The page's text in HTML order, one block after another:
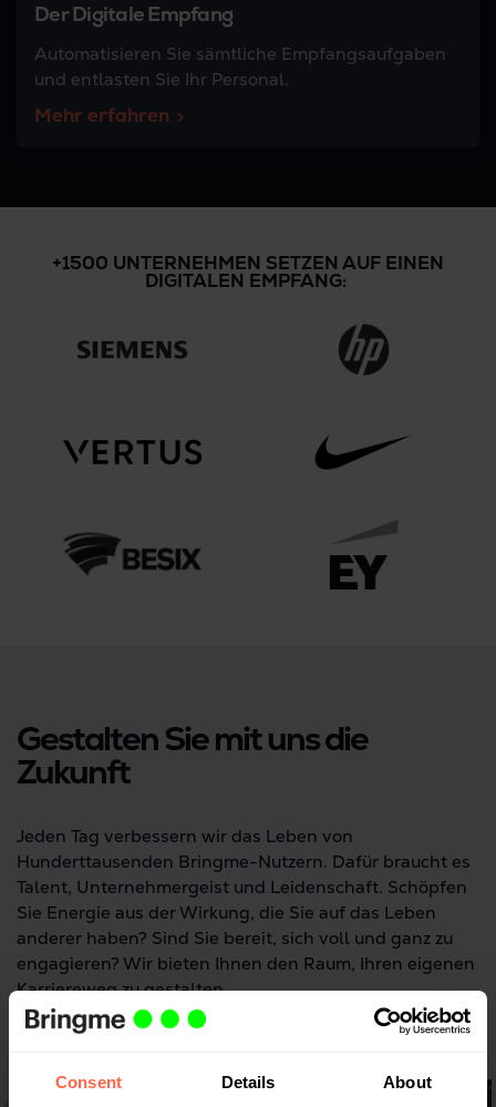
Consent Details About
Der Digitale Empfang
Automatisieren Sie sämtliche Empfangsaufgaben
und entlasten Sie Ihr Personal.
Mehr erfahren
+1500 UNTERNEHMEN SETZEN AUF EINEN
DIGITALEN EMPFANG:
Gestalten Sie mit uns die
Zukunft
Jeden Tag verbessern wir das Leben von
Hunderttausenden Bringme-Nutzern. Dafür braucht es
Talent, Unternehmergeist und Leidenschaft. Schöpfen
Sie Energie aus der Wirkung, die Sie auf das Leben
anderer haben? Sind Sie bereit, sich voll und ganz zu
engagieren? Wir bieten Ihnen den Raum, Ihren eigenen
Karriereweg zu gestalten.